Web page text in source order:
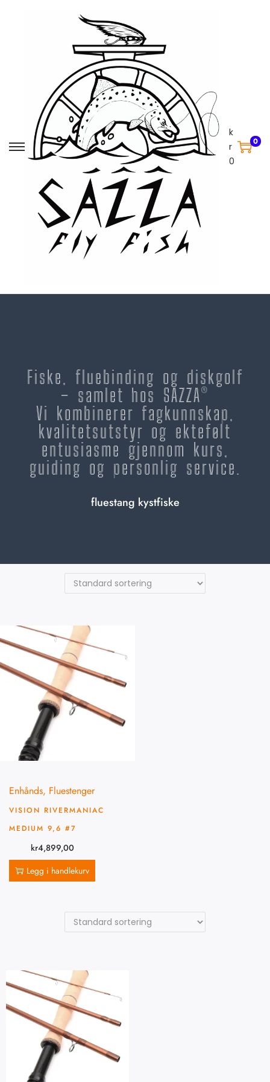
k
r
0
0
Fiske, fluebinding og diskgolf
– samlet hos SAZZA®
Vi kombinerer fagkunnskap,
kvalitetsutstyr og ektefølt
entusiasme gjennom kurs,
guiding og personlig service.
fluestang kystfiske
Enhånds, Fluestenger
VISION RIVERMANIAC
MEDIUM 9,6 #7
kr4,899,00
Legg i handlekurv